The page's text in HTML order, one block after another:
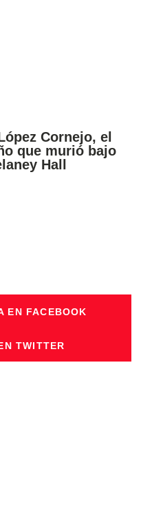
Cornejo, el
que murió bajo
Hall
EN FACEBOOK
TWITTER